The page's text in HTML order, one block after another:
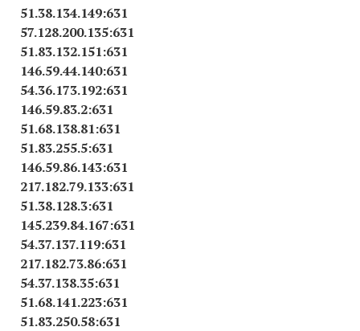
51.38.134.149:631
57.128.200.135:631
51.83.132.151:631
146.59.44.140:631
54.36.173.192:631
146.59.83.2:631
51.68.138.81:631
51.83.255.5:631
146.59.86.143:631
217.182.79.133:631
51.38.128.3:631
145.239.84.167:631
54.37.137.119:631
217.182.73.86:631
54.37.138.35:631
51.68.141.223:631
51.83.250.58:631